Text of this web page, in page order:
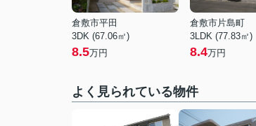
倉敷市平田
3DK (67.06㎡)
8.5万円
倉敷市片島町
3LDK (77.83㎡)
8.4万円
よく見られている物件